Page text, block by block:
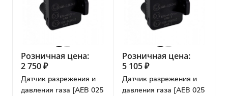
Розничная цена:
2 750 ₽
Датчик разрежения и
давления газа [AEB 025
Розничная цена:
5 105 ₽
Датчик разрежения и
давления газа [AEB 025